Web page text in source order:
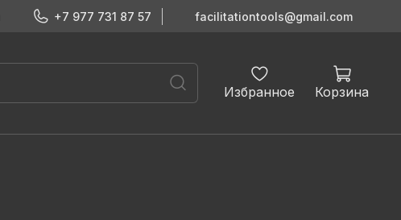
+7 977 731 87 57 facilitationtools@gmail.com
Избранное Корзина